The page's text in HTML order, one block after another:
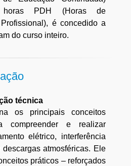
horas PDH (Horas de
é concedido a
do curso inteiro.
técnica
os principais conceitos
compreender e realizar
elétrico, interferência
atmosféricas. Ele
práticos – reforçados